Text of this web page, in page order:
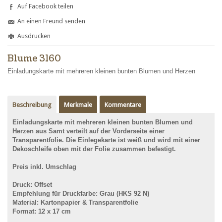
Auf Facebook teilen
An einen Freund senden
Ausdrucken
Blume 3160
Einladungskarte mit mehreren kleinen bunten Blumen und Herzen
Beschreibung Merkmale Kommentare
Einladungskarte mit mehreren kleinen bunten Blumen und
Herzen aus Samt verteilt auf der Vorderseite einer
Transparentfolie. Die Einlegekarte ist weiß und wird mit einer
Dekoschleife oben mit der Folie zusammen befestigt.
Preis inkl. Umschlag
Druck: Offset
Empfehlung für Druckfarbe: Grau (HKS 92 N)
Material: Kartonpapier & Transparentfolie
Format: 12 x 17 cm